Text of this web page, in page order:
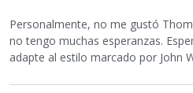
Personalmente, no me gustó
no tengo muchas esperanzas.
adapte al estilo marcado por John